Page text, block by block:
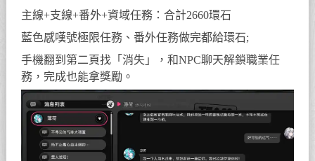
主線+支線+番外+資域任務：合計2660環石
藍色感嘆號極限任務、番外任務做完都給環石;
手機翻到第二頁找「消失」，和NPC聊天解鎖職業任
務，完成也能拿獎勵。